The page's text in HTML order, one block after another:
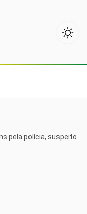
pela polícia, suspeito